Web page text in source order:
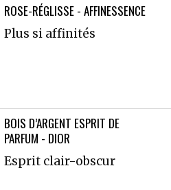
ROSE-RÉGLISSE - AFFINESSENCE
Plus si affinités
BOIS D’ARGENT ESPRIT DE
PARFUM - DIOR
Esprit clair-obscur